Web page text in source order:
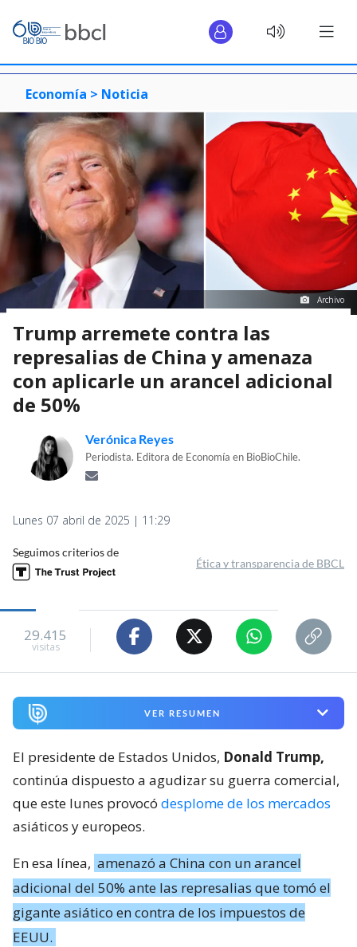
Economía > Noticia
Archivo
Trump arremete contra las
represalias de China y amenaza
con aplicarle un arancel adicional
de 50%
Verónica Reyes
Periodista. Editora de Economía en BioBioChile.
Lunes 07 abril de 2025 | 11:29
Seguimos criterios de
Ética y transparencia de BBCL
29.415
visitas
VER RESUMEN
El presidente de Estados Unidos, Donald Trump,
continúa dispuesto a agudizar su guerra comercial,
que este lunes provocó desplome de los mercados
asiáticos y europeos.
En esa línea, amenazó a China con un arancel
adicional del 50% ante las represalias que tomó el
gigante asiático en contra de los impuestos de
EEUU.